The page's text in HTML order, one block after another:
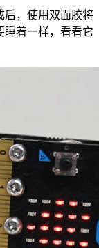
后，使用双面胶将
睡着一样，看看它